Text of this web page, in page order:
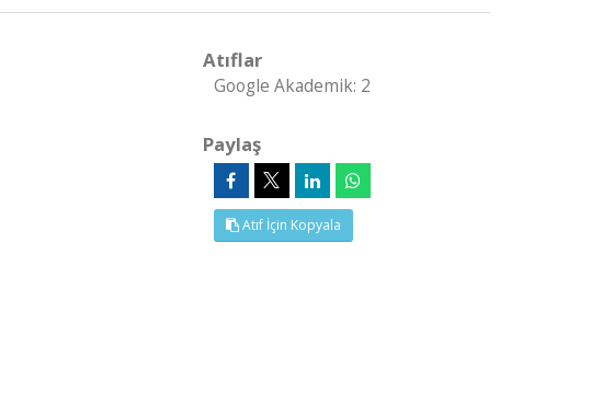
Atıflar
Google Akademik: 2
Paylaş
Atıf İçin Kopyala